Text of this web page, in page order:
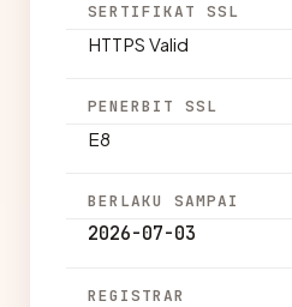
SERTIFIKAT SSL
HTTPS Valid
PENERBIT SSL
E8
BERLAKU SAMPAI
2026-07-03
REGISTRAR